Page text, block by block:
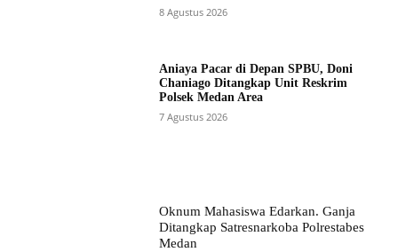
8 Agustus 2026
Aniaya Pacar di Depan SPBU, Doni
Chaniago Ditangkap Unit Reskrim
Polsek Medan Area
7 Agustus 2026
Oknum Mahasiswa Edarkan. Ganja
Ditangkap Satresnarkoba Polrestabes
Medan